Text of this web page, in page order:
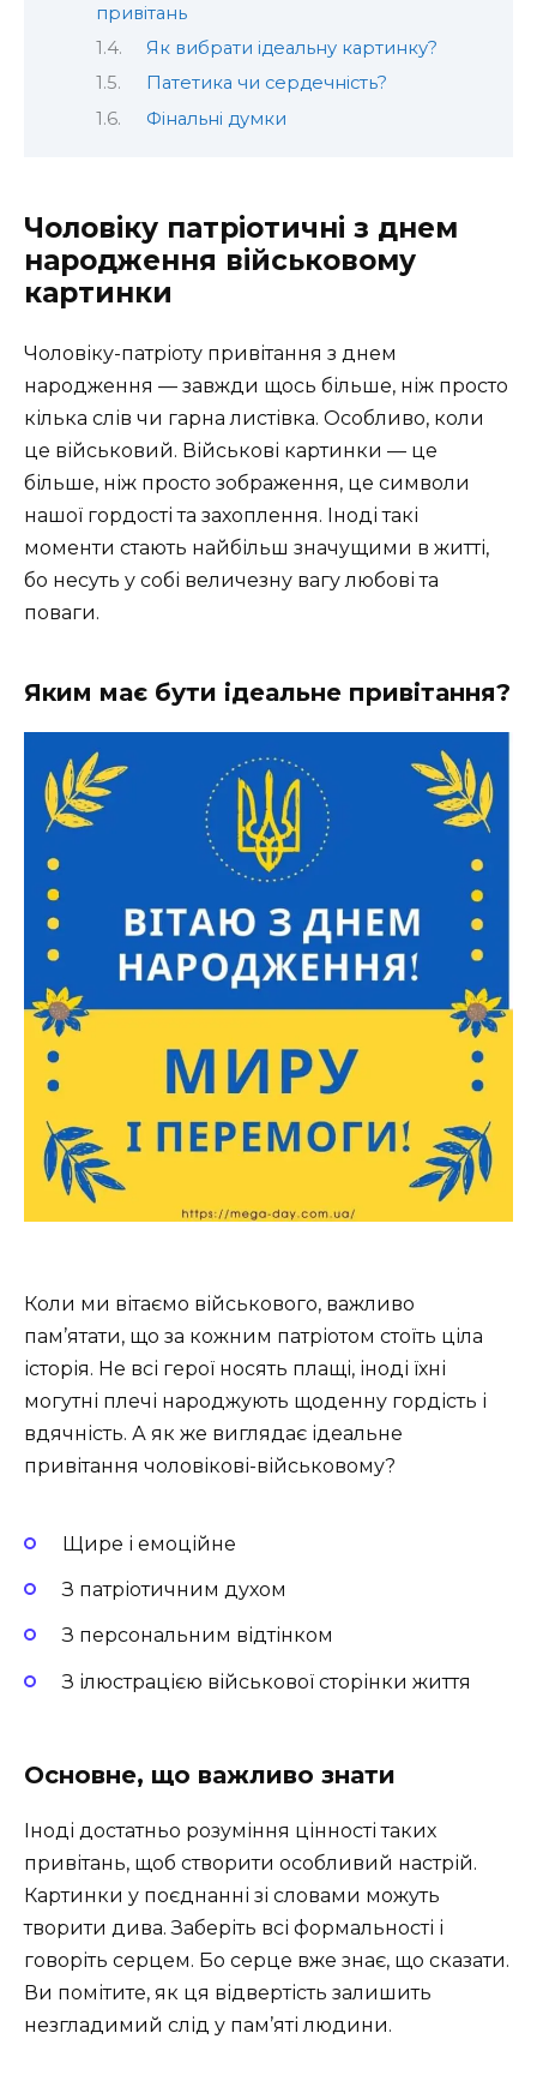
привітань
Як вибрати ідеальну картинку?
Патетика чи сердечність?
Фінальні думки
Чоловіку патріотичні з днем
народження військовому
картинки
Чоловіку-патріоту привітання з днем
народження — завжди щось більше, ніж просто
кілька слів чи гарна листівка. Особливо, коли
це військовий. Військові картинки — це
більше, ніж просто зображення, це символи
нашої гордості та захоплення. Іноді такі
моменти стають найбільш значущими в житті,
бо несуть у собі величезну вагу любові та
поваги.
Яким має бути ідеальне привітання?
Коли ми вітаємо військового, важливо
пам’ятати, що за кожним патріотом стоїть ціла
історія. Не всі герої носять плащі, іноді їхні
могутні плечі народжують щоденну гордість і
вдячність. А як же виглядає ідеальне
привітання чоловікові-військовому?
Щире і емоційне
З патріотичним духом
З персональним відтінком
З ілюстрацією військової сторінки життя
Основне, що важливо знати
Іноді достатньо розуміння цінності таких
привітань, щоб створити особливий настрій.
Картинки у поєднанні зі словами можуть
творити дива. Заберіть всі формальності і
говоріть серцем. Бо серце вже знає, що сказати.
Ви помітите, як ця відвертість залишить
незгладимий слід у пам’яті людини.